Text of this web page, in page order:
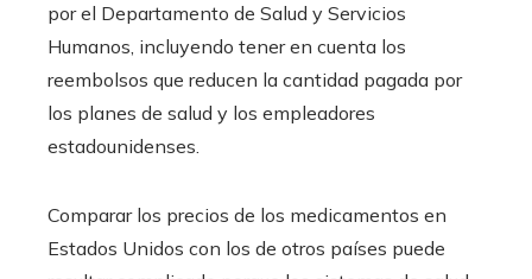
por el Departamento de Salud y Servicios
Humanos, incluyendo tener en cuenta los
reembolsos que reducen la cantidad pagada por
los planes de salud y los empleadores
estadounidenses.
Comparar los precios de los medicamentos en
Estados Unidos con los de otros países puede